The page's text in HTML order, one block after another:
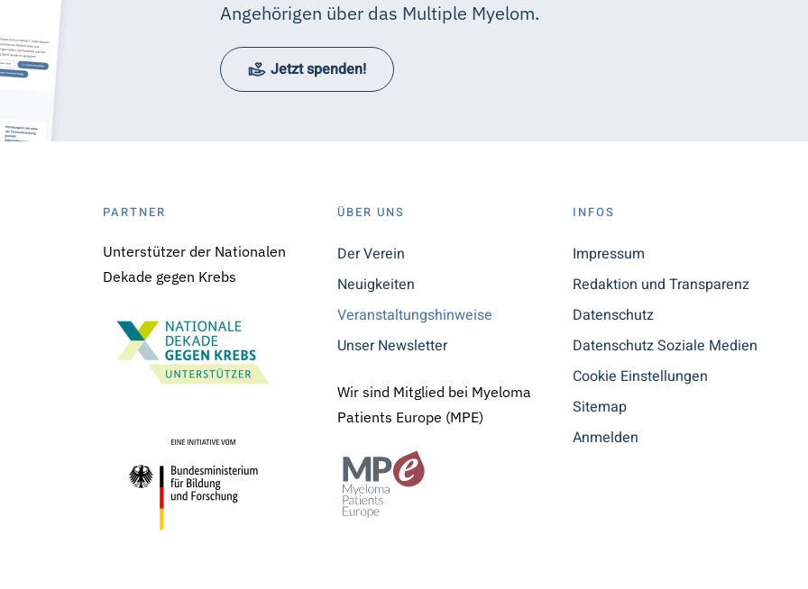
Angehörigen über das Multiple Myelom.
Jetzt spenden!
PARTNER
Unterstützer der Nationalen
Dekade gegen Krebs
ÜBER UNS
Der Verein
Neuigkeiten
Veranstaltungshinweise
Unser Newsletter
Wir sind Mitglied bei Myeloma
Patients Europe (MPE)
INFOS
Impressum
Redaktion und Transparenz
Datenschutz
Datenschutz Soziale Medien
Cookie Einstellungen
Sitemap
Anmelden